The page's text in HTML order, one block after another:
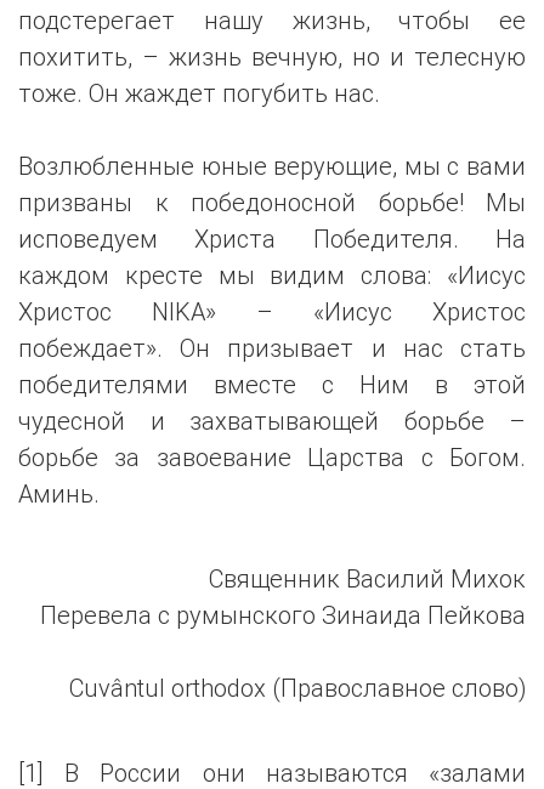
подстерегает нашу жизнь, чтобы ее
похитить, – жизнь вечную, но и телесную
тоже. Он жаждет погубить нас.
Возлюбленные юные верующие, мы с вами
призваны к победоносной борьбе! Мы
исповедуем Христа Победителя. На
каждом кресте мы видим слова: «Иисус
Христос NIKA» – «Иисус Христос
побеждает». Он призывает и нас стать
победителями вместе с Ним в этой
чудесной и захватывающей борьбе –
борьбе за завоевание Царства с Богом.
Аминь.
Священник Василий Михок
Перевела с румынского Зинаида Пейкова
Cuvântul orthodox (Православное слово)
[1] В России они называются «залами